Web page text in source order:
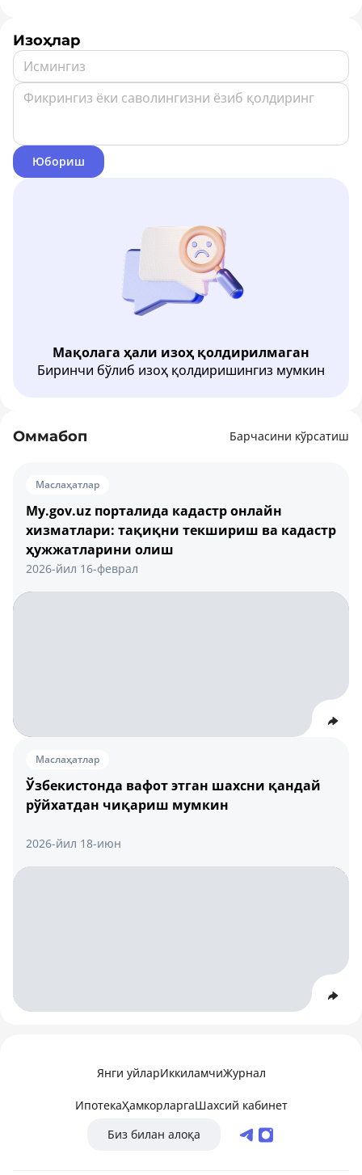
Изоҳлар
Юбориш
Мақолага ҳали изоҳ қолдирилмаган
Биринчи бўлиб изоҳ қолдиришингиз мумкин
Оммабоп Барчасини кўрсатиш
Маслаҳатлар
My.gov.uz порталида кадастр онлайн
хизматлари: тақиқни текшириш ва кадастр
ҳужжатларини олиш
2026-йил 16-феврал
Маслаҳатлар
Ўзбекистонда вафот этган шахсни қандай
рўйхатдан чиқариш мумкин
2026-йил 18-июн
Янги уйларИккиламчиЖурнал
ИпотекаҲамкорларгаШахсий кабинет
Биз билан алоқа